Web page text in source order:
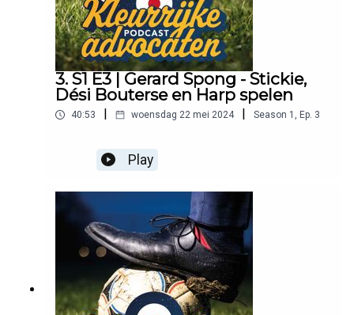
3. S1 E3 | Gerard Spong - Stickie,
Dési Bouterse en Harp spelen
40:53 woensdag 22 mei 2024 Season 1 , Ep. 3
Play